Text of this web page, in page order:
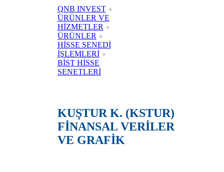
QNB INVEST
ÜRÜNLER VE
HİZMETLER
ÜRÜNLER
HİSSE SENEDİ
İŞLEMLERİ
BİST HİSSE
SENETLERİ
KUŞTUR K. (KSTUR)
FİNANSAL VERİLER
VE GRAFİK